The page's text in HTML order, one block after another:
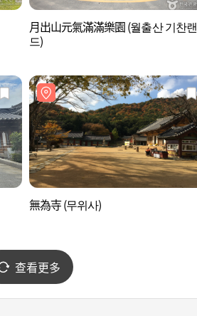
月出山元氣滿滿樂園 (월출산 기찬랜
드)
無為寺 (무위사)
查看更多